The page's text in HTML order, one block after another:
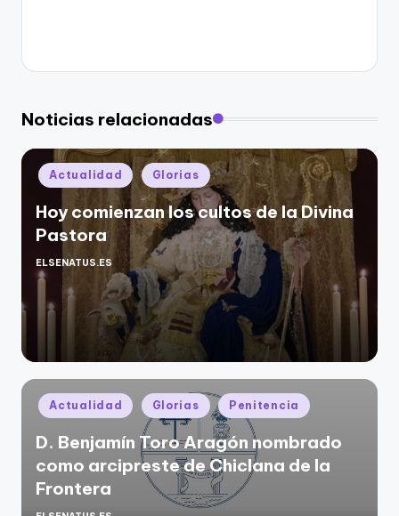
Noticias relacionadas
Publicado
en
Actualidad Glorias
Hoy comienzan los cultos de la Divina
Pastora
Publicado
por
ELSENATUS.ES
Publicado
en
Actualidad Glorias Penitencia
D. Benjamín Toro Aragón nombrado
como arcipreste de Chiclana de la
Frontera